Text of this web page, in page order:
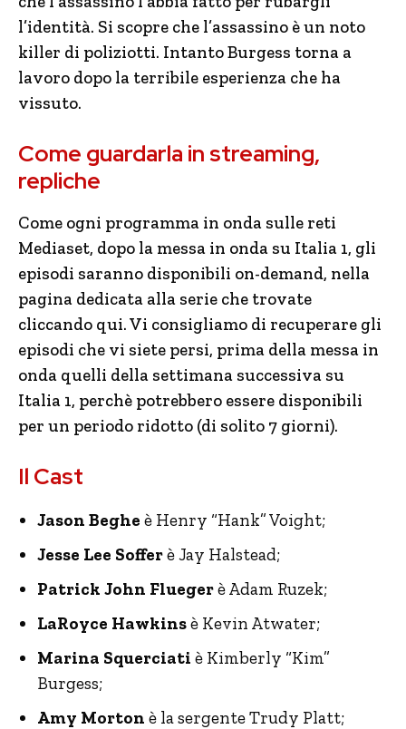
l’identità. Si scopre che l’assassino è un noto
killer di poliziotti. Intanto Burgess torna a
lavoro dopo la terribile esperienza che ha
vissuto.
Come guardarla in streaming,
repliche
Come ogni programma in onda sulle reti
Mediaset, dopo la messa in onda su Italia 1, gli
episodi saranno disponibili on-demand, nella
pagina dedicata alla serie che trovate
cliccando qui. Vi consigliamo di recuperare gli
episodi che vi siete persi, prima della messa in
onda quelli della settimana successiva su
Italia 1, perchè potrebbero essere disponibili
per un periodo ridotto (di solito 7 giorni).
Il Cast
Jason Beghe è Henry “Hank” Voight;
Jesse Lee Sofferè Jay Halstead;
Patrick John Fluegerè Adam Ruzek;
LaRoyce Hawkinsè Kevin Atwater;
Marina Squerciati è Kimberly “Kim”
Burgess;
Amy Morton è la sergente Trudy Platt;